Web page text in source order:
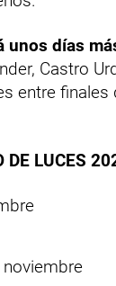
unos días
Castro
entre
DE LUCES